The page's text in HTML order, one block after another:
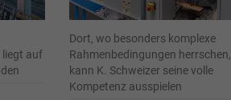
auf
Dort, wo besonders komplexe
Rahmenbedingungen herrschen,
kann K. Schweizer seine volle
Kompetenz ausspielen